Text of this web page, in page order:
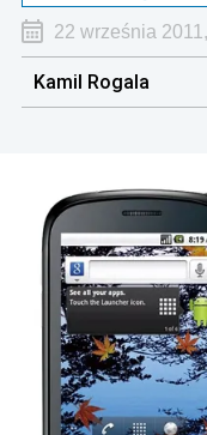
22 września
Kamil Rogala